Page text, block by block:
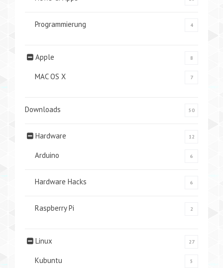
Programmierung 4
Apple 8
MAC OS X 7
Downloads 50
Hardware 12
Arduino 6
Hardware Hacks 6
Raspberry Pi 2
Linux 27
Kubuntu 5